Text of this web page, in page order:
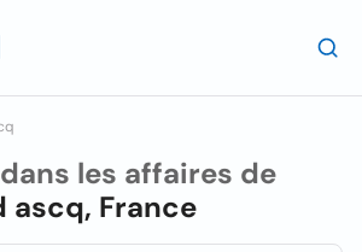
les affaires de
ascq, France